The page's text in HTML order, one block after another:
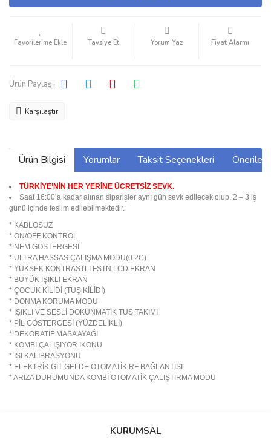
Tavsiye Et Yorum Yaz Fiyat Alarmı
Ürün Paylaş :
Karşılaştır
Ürün Bilgisi Yorumlar Taksit Seçenekleri
TÜRKİYE’NİN HER YERİNE ÜCRETSİZ SEVK.
Saat 16:00’a kadar alınan siparişler aynı gün sevk edilecek olup, 2 – 3 iş
günü içinde teslim edilebilmektedir.
* KABLOSUZ
* ON/OFF KONTROL
* NEM GÖSTERGESİ
* ULTRA HASSAS ÇALIŞMA MODU(0.2C)
* YÜKSEK KONTRASTLI FSTN LCD EKRAN
* BÜYÜK IŞIKLI EKRAN
* ÇOCUK KİLİDİ (TUŞ KİLİDİ)
* DONMA KORUMA MODU
* IŞIKLI VE SESLİ DOKUNMATİK TUŞ TAKIMI
* PİL GÖSTERGESİ (YÜZDELİKLİ)
* DEKORATİF MASA AYAĞI
* KOMBİ ÇALIŞIYOR İKONU
* ISI KALİBRASYONU
* ELEKTRİK GİT GELDE OTOMATİK RF BAĞLANTISI
* ARIZA DURUMUNDA KOMBİ OTOMATİK ÇALIŞTIRMA MODU
Bu ürüne ilk yorumu siz yapın!
KURUMSAL